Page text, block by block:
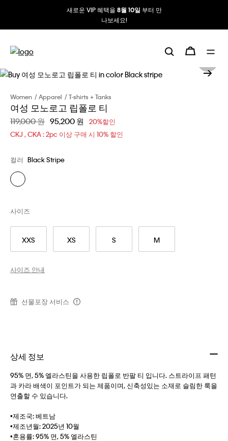
새로운 VIP 혜택을 8월 10일 부터 만
나보세요!
Women Apparel T-shirts + Tanks
여성 모노로고 립폴로 티
할인 전 가격
119,000 원 할인된 가격
95,200 원
20%할인
CKJ , CKA : 2pc 이상 구매 시 10% 할인
컬러 Black Stripe
XXS XS S M
사이즈
사이즈 안내
선물포장 서비스
상세 정보
95% 면, 5% 엘라스틴을 사용한 립폴로 반팔 티 입니다. 스트라이프 패턴
과 카라 배색이 포인트가 되는 제품이며, 신축성있는 소재로 슬림한 룩을
연출할 수 있습니다.
•제조국: 베트남
•제조년월: 2025년 10월
•혼용률: 95% 면, 5% 엘라스틴